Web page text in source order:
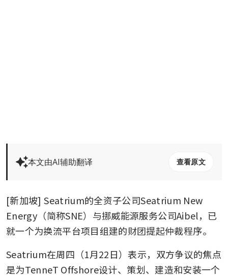
本文由AI辅助翻译 查看原文
[新加坡] Seatrium的全资子公司Seatrium New
Energy（简称SNE）与挪威能源服务公司Aibel，已
就一个为换流平台项目组建的财团提起仲裁程序。
Seatrium在周四（1月22日）表示，双方争议的焦点
是为TenneT Offshore设计、策划、建造和安装一个